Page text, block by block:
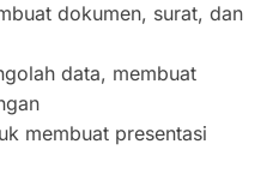
dokumen, surat, dan
data, membuat
membuat presentasi